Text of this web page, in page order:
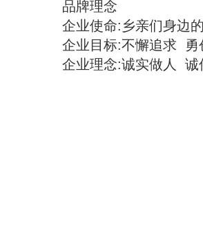
品牌理念
企业使命:乡亲们身边
企业目标:不懈追求 勇
企业理念:诚实做人 诚